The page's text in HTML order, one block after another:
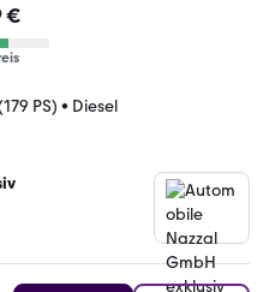
€
PS) • Diesel